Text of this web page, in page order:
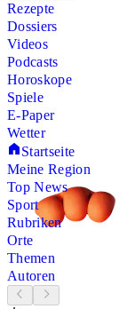
Rezepte
Dossiers
Videos
Podcasts
Horoskope
Spiele
E-Paper
Wetter
Startseite
Meine Region
Top News
Sport
Rubriken
Orte
Themen
Autoren